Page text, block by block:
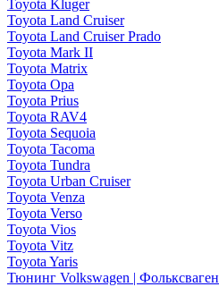
Toyota Kluger
Toyota Land Cruiser
Toyota Land Cruiser Prado
Toyota Mark II
Toyota Matrix
Toyota Opa
Toyota Prius
Toyota RAV4
Toyota Sequoia
Toyota Tacoma
Toyota Tundra
Toyota Urban Cruiser
Toyota Venza
Toyota Verso
Toyota Vios
Toyota Vitz
Toyota Yaris
Тюнинг Volkswagen | Фольксваген